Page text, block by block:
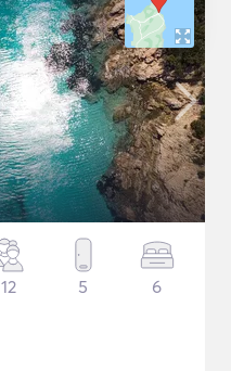
12 5 6